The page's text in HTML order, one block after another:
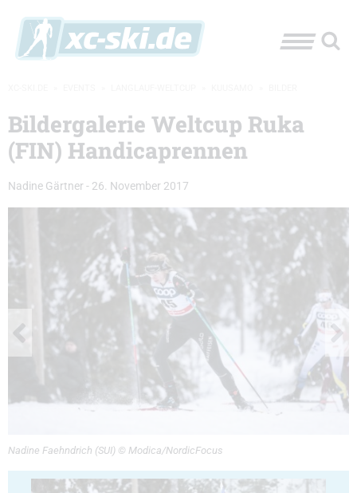
Bildergalerie Weltcup Ruka
(FIN) Handicaprennen
Nadine Gärtner - 26. November 2017
Nadine Faehndrich (SUI) © Modica/NordicFocus